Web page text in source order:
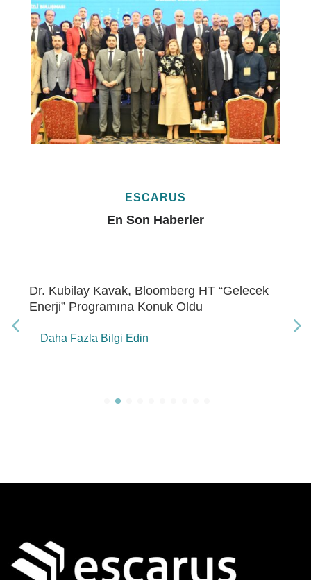
ESCARUS
En Son Haberler
Dr. Kubilay Kavak, Bloomberg HT “Gelecek
Enerji” Programına Konuk Oldu
Daha Fazla Bilgi Edin